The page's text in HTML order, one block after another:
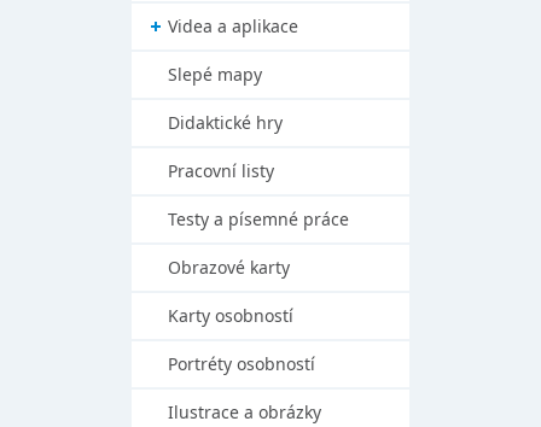
Videa a aplikace
Slepé mapy
Didaktické hry
Pracovní listy
Testy a písemné práce
Obrazové karty
Karty osobností
Portréty osobností
Ilustrace a obrázky